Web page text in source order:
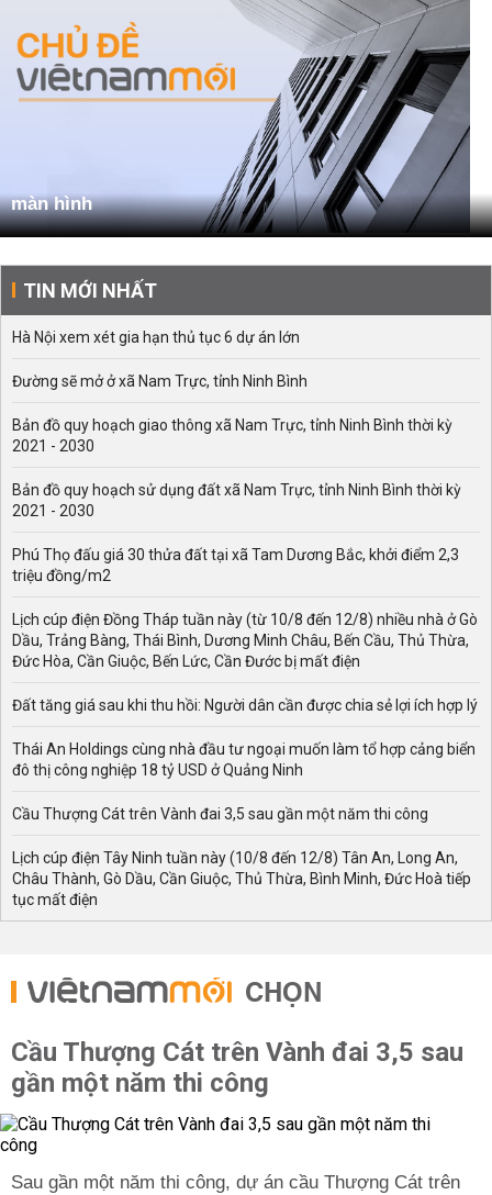
màn hình
TIN MỚI NHẤT
Hà Nội xem xét gia hạn thủ tục 6 dự án lớn
Đường sẽ mở ở xã Nam Trực, tỉnh Ninh Bình
Bản đồ quy hoạch giao thông xã Nam Trực, tỉnh Ninh Bình thời kỳ
2021 - 2030
Bản đồ quy hoạch sử dụng đất xã Nam Trực, tỉnh Ninh Bình thời kỳ
2021 - 2030
Phú Thọ đấu giá 30 thửa đất tại xã Tam Dương Bắc, khởi điểm 2,3
triệu đồng/m2
Lịch cúp điện Đồng Tháp tuần này (từ 10/8 đến 12/8) nhiều nhà ở Gò
Dầu, Trảng Bàng, Thái Bình, Dương Minh Châu, Bến Cầu, Thủ Thừa,
Đức Hòa, Cần Giuộc, Bến Lức, Cần Đước bị mất điện
Đất tăng giá sau khi thu hồi: Người dân cần được chia sẻ lợi ích hợp lý
Thái An Holdings cùng nhà đầu tư ngoại muốn làm tổ hợp cảng biển
đô thị công nghiệp 18 tỷ USD ở Quảng Ninh
Cầu Thượng Cát trên Vành đai 3,5 sau gần một năm thi công
Lịch cúp điện Tây Ninh tuần này (10/8 đến 12/8) Tân An, Long An,
Châu Thành, Gò Dầu, Cần Giuộc, Thủ Thừa, Bình Minh, Đức Hoà tiếp
tục mất điện
CHỌN
Cầu Thượng Cát trên Vành đai 3,5 sau
gần một năm thi công
Sau gần một năm thi công, dự án cầu Thượng Cát trên